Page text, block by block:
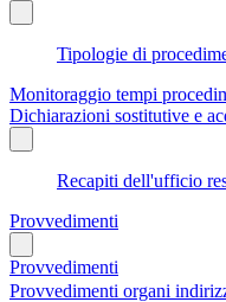
Tipologie di
Monitoraggio tempi
Dichiarazioni sostitutive e
Recapiti dell'ufficio
Provvedimenti
Provvedimenti
Provvedimenti organi